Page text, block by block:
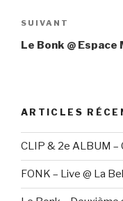
Article
suivant
SUIVANT
Le Bonk @
ARTICLES
CLIP & 2e ALBUM –
FONK – Live @ La